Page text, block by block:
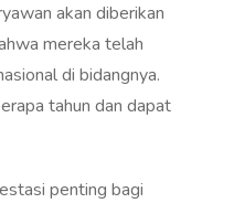
akan diberikan
mereka telah
di bidangnya.
tahun dan dapat
penting bagi